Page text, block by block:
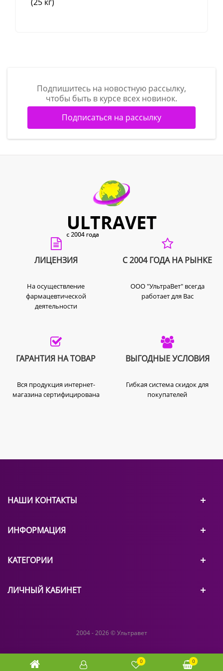
Подпишитесь на новостную рассылку,
чтобы быть в курсе всех новинок.
Подписаться на рассылку
ЛИЦЕНЗИЯ
На осуществление
фармацевтической
деятельности
С 2004 ГОДА НА РЫНКЕ
ООО "УльтраВет" всегда
работает для Вас
ГАРАНТИЯ НА ТОВАР
Вся продукция интернет-
магазина сертифицирована
ВЫГОДНЫЕ УСЛОВИЯ
Гибкая система скидок для
покупателей
НАШИ КОНТАКТЫ
ИНФОРМАЦИЯ
КАТЕГОРИИ
ЛИЧНЫЙ КАБИНЕТ
2004 - 2026 © Ультравет
0 0